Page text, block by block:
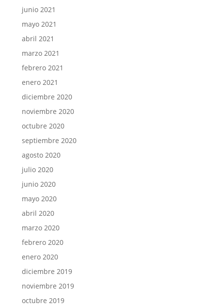
junio 2021
mayo 2021
abril 2021
marzo 2021
febrero 2021
enero 2021
diciembre 2020
noviembre 2020
octubre 2020
septiembre 2020
agosto 2020
julio 2020
junio 2020
mayo 2020
abril 2020
marzo 2020
febrero 2020
enero 2020
diciembre 2019
noviembre 2019
octubre 2019